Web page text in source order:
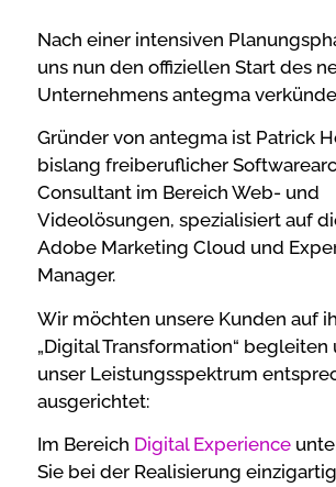
Nach einer intensiven
uns nun den offiziellen Start des
Unternehmens antegma
Gründer von antegma ist Patrick
bislang freiberuflicher
Consultant im Bereich Web- und
Videolösungen, spezialisiert auf
Adobe Marketing Cloud und
Manager.
Wir möchten unsere Kunden auf
„Digital Transformation“ begleiten
unser Leistungsspektrum
ausgerichtet:
Im Bereich Digital Experience
Sie bei der Realisierung